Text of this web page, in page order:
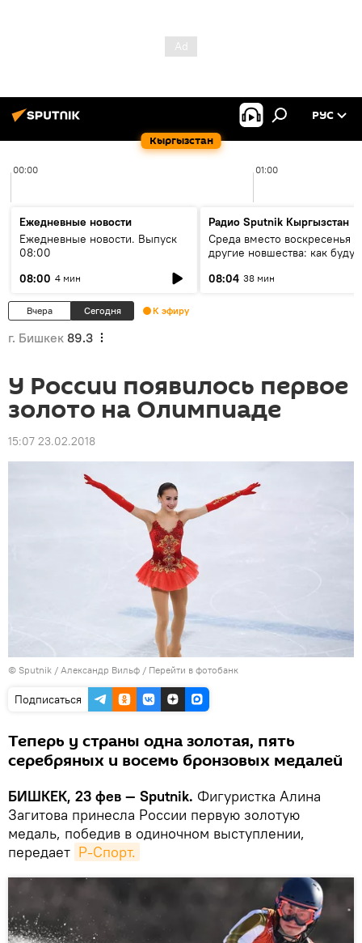
Кыргызстан
РУС
00:00 01:00
Ежедневные новости
Ежедневные новости. Выпуск
08:00
08:00 4 мин
Радио Sputnik Кыргызстан
Среда вместо воскресенья и
другие новшества: как будут
08:04 38 мин
Вчера Сегодня К эфиру
г. Бишкек 89.3
У России появилось первое
золото на Олимпиаде
15:07 23.02.2018
© Sputnik / Александр Вильф / Перейти в фотобанк
Подписаться
Теперь у страны одна золотая, пять
серебряных и восемь бронзовых медалей
БИШКЕК, 23 фев — Sputnik. Фигуристка Алина
Загитова принесла России первую золотую
медаль, победив в одиночном выступлении,
передает Р-Спорт.